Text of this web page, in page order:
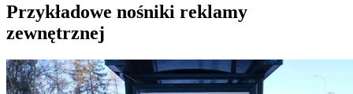
Przykładowe nośniki reklamy
zewnętrznej